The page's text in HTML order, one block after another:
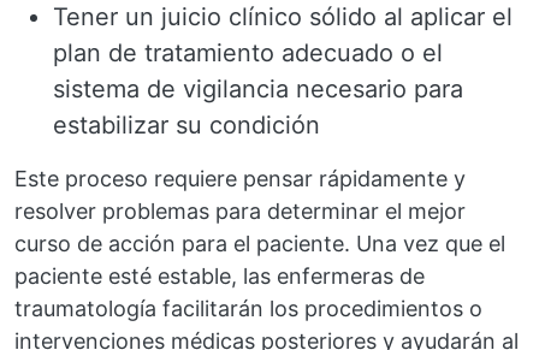
Tener un juicio clínico sólido al aplicar el
plan de tratamiento adecuado o el
sistema de vigilancia necesario para
estabilizar su condición
Este proceso requiere pensar rápidamente y
resolver problemas para determinar el mejor
curso de acción para el paciente. Una vez que el
paciente esté estable, las enfermeras de
traumatología facilitarán los procedimientos o
intervenciones médicas posteriores y ayudarán al